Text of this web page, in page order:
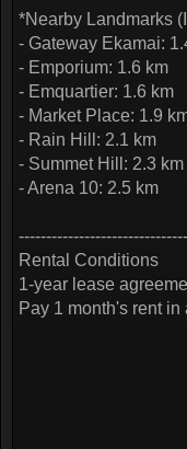
*Nearby Landmarks
- Gateway Ekamai:
- Emporium: 1.6 km
- Emquartier: 1.6 km
- Market Place: 1.9
- Rain Hill: 2.1 km
- Summet Hill: 2.3 km
- Arena 10: 2.5 km
Rental Conditions
1-year lease
Pay 1 month's rent